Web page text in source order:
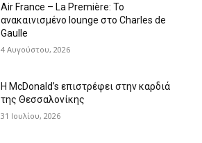
Air France – La Première: Το
ανακαινισμένο lounge στο Charles de
Gaulle
4 Αυγούστου, 2026
Η McDonald’s επιστρέφει στην καρδιά
της Θεσσαλονίκης
31 Ιουλίου, 2026